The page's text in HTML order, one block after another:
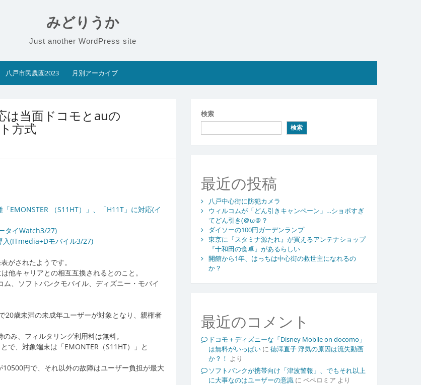
みどりうか
Just another WordPress site
八戸市民農園2023 月別アーカイブ
は当面ドコモとauの
方式
EMONSTER （S11HT）」、「H11T」に対応(イ
タイWatch3/27)
入(ITmedia+Dモバイル3/27)
がされたようです。
キャリアとの相互互換されるとのこと。
、ソフトバンクモバイル、ディズニー・モバイ
20歳未満の未成年ユーザーが対象となり、親権者
み、フィルタリング利用料は無料。
で、対象端末は「EMONTER（S11HT）」と
円で、それ以外の故障はユーザー負担が最大
検索
検索
最近の投稿
八戸中心街に防犯カメラ
ウィルコムが「どん引きキャンペーン」…ショボすぎ
てどん引き(＠ω＠？
ダイソーの100円ガーデンランプ
東京に『スタミナ源たれ』が買えるアンテナショップ
『十和田の食卓』があるらしい
開館から1年、はっちは中心街の救世主になれるの
か？
最近のコメント
ドコモ＋ディズニーな「Disney Mobile on docomo」
は無料がいっぱいに 徳澤直子 浮気の原因は流失動画
か？！ より
ソフトバンクが携帯向け「津波警報」、でもそれ以上
に大事なのはユーザーの意識に ペペロミア より